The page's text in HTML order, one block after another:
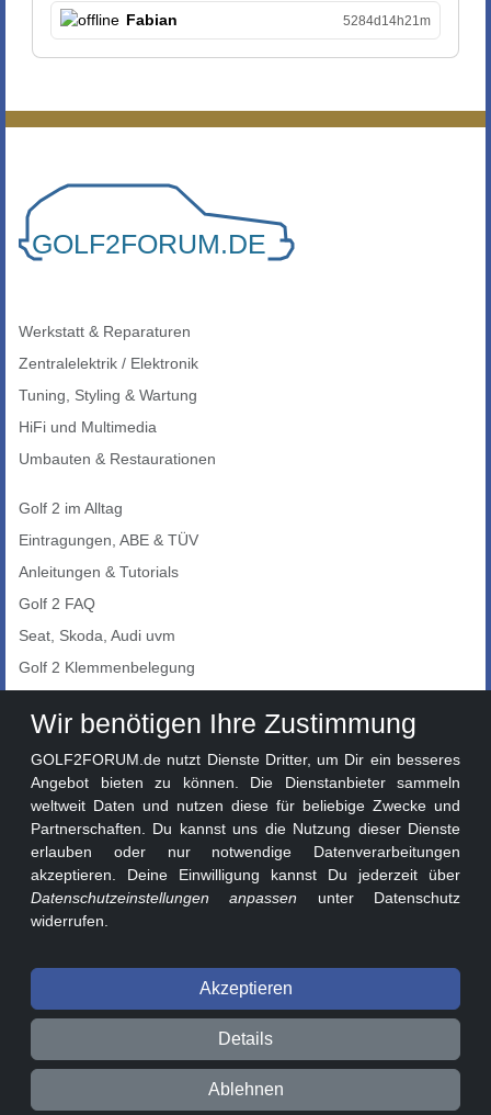
Fabian 5284d14h21m
Werkstatt & Reparaturen
Zentralelektrik / Elektronik
Tuning, Styling & Wartung
HiFi und Multimedia
Umbauten & Restaurationen
Golf 2 im Alltag
Eintragungen, ABE & TÜV
Anleitungen & Tutorials
Golf 2 FAQ
Seat, Skoda, Audi uvm
Golf 2 Klemmenbelegung
Auto-Showroom
Golf 2 Lackcodes
Sonderversionen
Sonstige Marken
© 2026 GOLF2FORUM - Volkswagen Golf II Forum seit 2010 ❤️
Beitragsregeln Datenschutz Impressum
Wir benötigen Ihre Zustimmung
GOLF2FORUM.de nutzt Dienste Dritter, um Dir ein besseres
Angebot bieten zu können. Die Dienstanbieter sammeln
weltweit Daten und nutzen diese für beliebige Zwecke und
Partnerschaften. Du kannst uns die Nutzung dieser Dienste
erlauben oder nur notwendige Datenverarbeitungen
akzeptieren. Deine Einwilligung kannst Du jederzeit über
Datenschutzeinstellungen anpassen unter Datenschutz
widerrufen.
Akzeptieren
Details
Ablehnen